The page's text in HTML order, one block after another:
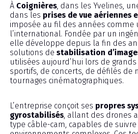
À Coignières , dans les Yvelines,
dans les prises de vue aériennes
imposée au fil des années comme
l’international. Fondée par un
elle développe depuis la fin des
solutions de stabilisation
utilisées aujourd’hui lors de
sportifs, de concerts, de défilés de
tournages cinématographiques.
L’entreprise conçoit ses propres
gyrostabilisés , allant des drones
type câble-cam, capables de suivre